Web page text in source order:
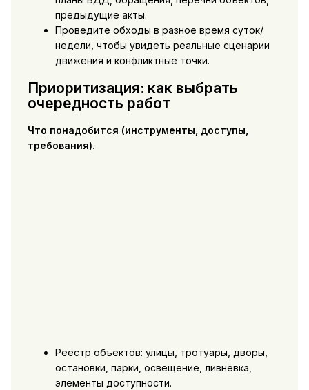
предыдущие акты.
Проведите обходы в разное время суток/
недели, чтобы увидеть реальные сценарии
движения и конфликтные точки.
Приоритизация: как выбрать
очередность работ
Что понадобится (инструменты, доступы,
требования).
Реестр объектов: улицы, тротуары, дворы,
остановки, парки, освещение, ливнёвка,
элементы доступности.